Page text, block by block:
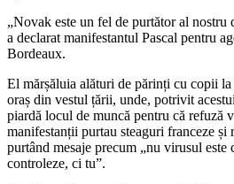
„Novak este un fel de purtător al nostru
a declarat manifestantul Pascal pentru
Bordeaux.
El mărșăluia alături de părinți cu copii
oraș din vestul țării, unde, potrivit
piardă locul de muncă pentru că refuză
manifestanții purtau steaguri franceze și
purtând mesaje precum „nu virusul este
controleze, ci tu”.